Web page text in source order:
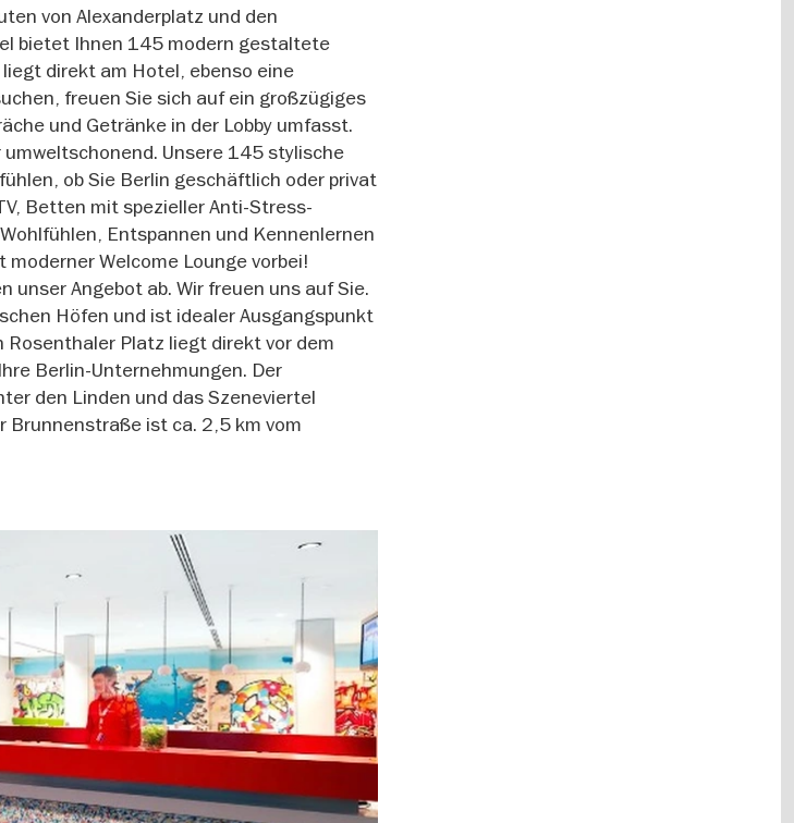
von Alexanderplatz und den
bietet Ihnen 145 modern gestaltete
direkt am Hotel, ebenso eine
freuen Sie sich auf ein großzügiges
und Getränke in der Lobby umfasst.
Unsere 145 stylische
ob Sie Berlin geschäftlich oder privat
Betten mit spezieller Anti-Stress-
Entspannen und Kennenlernen
Welcome Lounge vorbei!
unser Angebot ab. Wir freuen uns auf Sie.
Höfen und ist idealer Ausgangspunkt
Platz liegt direkt vor dem
Berlin-Unternehmungen. Der
den Linden und das Szeneviertel
Brunnenstraße ist ca. 2,5 km vom